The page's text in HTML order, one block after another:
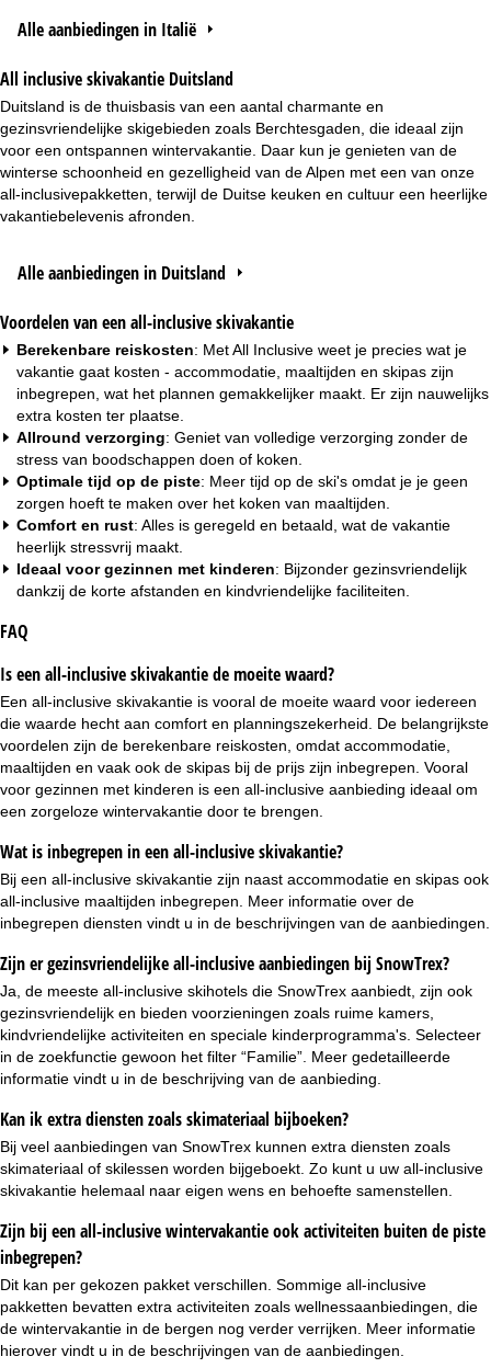
Alle aanbiedingen in Italië
All inclusive skivakantie Duitsland
Duitsland is de thuisbasis van een aantal charmante en
gezinsvriendelijke skigebieden zoals Berchtesgaden, die ideaal zijn
voor een ontspannen wintervakantie. Daar kun je genieten van de
winterse schoonheid en gezelligheid van de Alpen met een van onze
all-inclusivepakketten, terwijl de Duitse keuken en cultuur een heerlijke
vakantiebelevenis afronden.
Alle aanbiedingen in Duitsland
Voordelen van een all-inclusive skivakantie
Berekenbare reiskosten: Met All Inclusive weet je precies wat je
vakantie gaat kosten - accommodatie, maaltijden en skipas zijn
inbegrepen, wat het plannen gemakkelijker maakt. Er zijn nauwelijks
extra kosten ter plaatse.
Allround verzorging: Geniet van volledige verzorging zonder de
stress van boodschappen doen of koken.
Optimale tijd op de piste: Meer tijd op de ski's omdat je je geen
zorgen hoeft te maken over het koken van maaltijden.
Comfort en rust: Alles is geregeld en betaald, wat de vakantie
heerlijk stressvrij maakt.
Ideaal voor gezinnen met kinderen: Bijzonder gezinsvriendelijk
dankzij de korte afstanden en kindvriendelijke faciliteiten.
FAQ
Is een all-inclusive skivakantie de moeite waard?
Een all-inclusive skivakantie is vooral de moeite waard voor iedereen
die waarde hecht aan comfort en planningszekerheid. De belangrijkste
voordelen zijn de berekenbare reiskosten, omdat accommodatie,
maaltijden en vaak ook de skipas bij de prijs zijn inbegrepen. Vooral
voor gezinnen met kinderen is een all-inclusive aanbieding ideaal om
een zorgeloze wintervakantie door te brengen.
Wat is inbegrepen in een all-inclusive skivakantie?
Bij een all-inclusive skivakantie zijn naast accommodatie en skipas ook
all-inclusive maaltijden inbegrepen. Meer informatie over de
inbegrepen diensten vindt u in de beschrijvingen van de aanbiedingen.
Zijn er gezinsvriendelijke all-inclusive aanbiedingen bij SnowTrex?
Ja, de meeste all-inclusive skihotels die SnowTrex aanbiedt, zijn ook
gezinsvriendelijk en bieden voorzieningen zoals ruime kamers,
kindvriendelijke activiteiten en speciale kinderprogramma's. Selecteer
in de zoekfunctie gewoon het filter “Familie”. Meer gedetailleerde
informatie vindt u in de beschrijving van de aanbieding.
Kan ik extra diensten zoals skimateriaal bijboeken?
Bij veel aanbiedingen van SnowTrex kunnen extra diensten zoals
skimateriaal of skilessen worden bijgeboekt. Zo kunt u uw all-inclusive
skivakantie helemaal naar eigen wens en behoefte samenstellen.
Zijn bij een all-inclusive wintervakantie ook activiteiten buiten de piste
inbegrepen?
Dit kan per gekozen pakket verschillen. Sommige all-inclusive
pakketten bevatten extra activiteiten zoals wellnessaanbiedingen, die
de wintervakantie in de bergen nog verder verrijken. Meer informatie
hierover vindt u in de beschrijvingen van de aanbiedingen.